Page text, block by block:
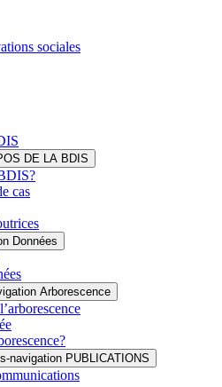
sociales
DE LA BDIS
cas
Données
Arborescence
navigation PUBLICATIONS